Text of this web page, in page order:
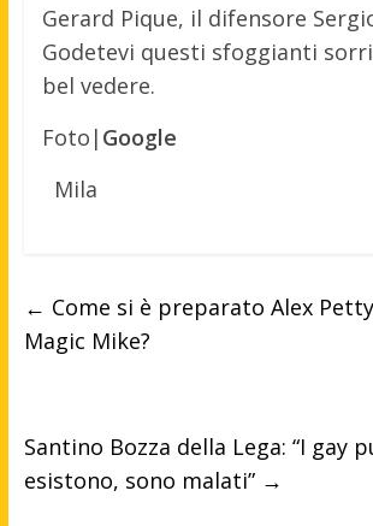
Gerard Pique, il difensore
Godetevi questi sfoggianti
bel vedere.
Foto| Google
Mila
← Come si è preparato Alex
Magic Mike?
Santino Bozza della Lega: “I gay
esistono, sono malati” →